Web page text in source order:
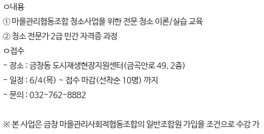
ㅇ내용
① 마을관리협동조합 청소사업을 위한 전문 청소 이론/실습 교육
② 청소 전문가 2급 민간 자격증 과정
ㅇ접수
- 장소 : 금창동 도시재생현장지원센터(금곡안로 49, 2층)
- 일정 : 6/4(목) ~ 접수 마감(선착순 10명) 까지
- 문의 : 032-762-8882
※ 본 사업은 금창 마을관리사회적협동조합의 일반조합원 가입을 조건으로 수강 가